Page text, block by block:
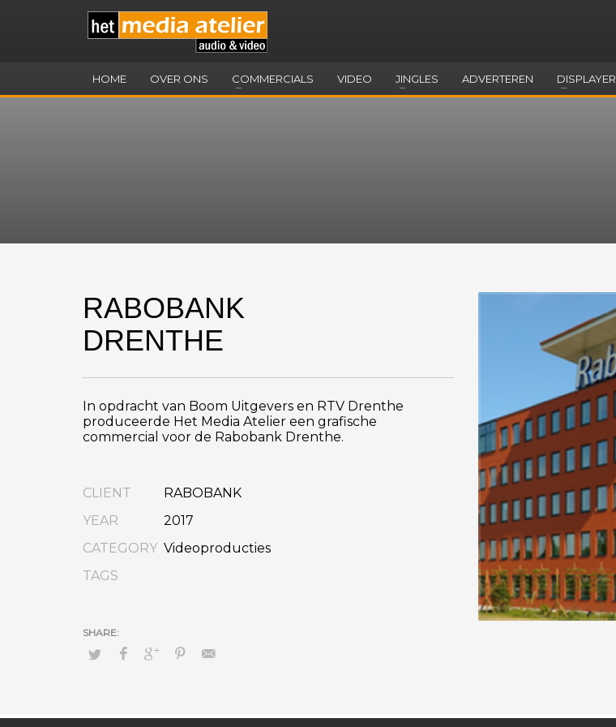
HOME OVER ONS COMMERCIALS VIDEO JINGLES ADVERTEREN DISPLAYER
RABOBANK
DRENTHE
In opdracht van Boom Uitgevers en RTV Drenthe
produceerde Het Media Atelier een grafische
commercial voor de Rabobank Drenthe.
CLIENT
RABOBANK
YEAR
2017
CATEGORY Videoproducties
TAGS